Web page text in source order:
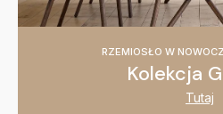
RZEMIOSŁO W
Kolekcja
Tutaj